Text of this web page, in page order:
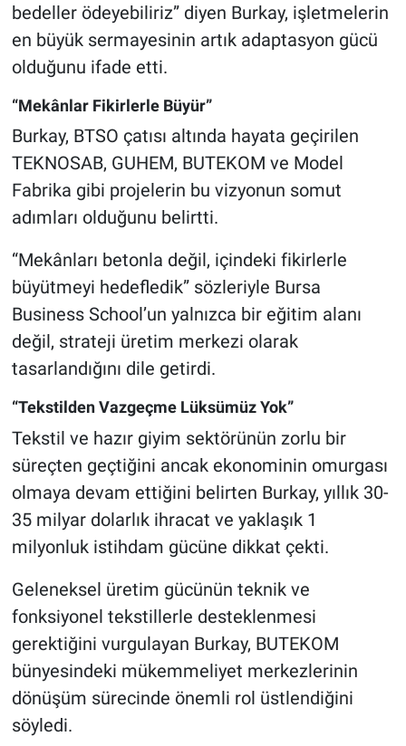
bedeller ödeyebiliriz” diyen Burkay, işletmelerin
en büyük sermayesinin artık adaptasyon gücü
olduğunu ifade etti.
“Mekânlar Fikirlerle Büyür”
Burkay, BTSO çatısı altında hayata geçirilen
TEKNOSAB, GUHEM, BUTEKOM ve Model
Fabrika gibi projelerin bu vizyonun somut
adımları olduğunu belirtti.
“Mekânları betonla değil, içindeki fikirlerle
büyütmeyi hedefledik” sözleriyle Bursa
Business School’un yalnızca bir eğitim alanı
değil, strateji üretim merkezi olarak
tasarlandığını dile getirdi.
“Tekstilden Vazgeçme Lüksümüz Yok”
Tekstil ve hazır giyim sektörünün zorlu bir
süreçten geçtiğini ancak ekonominin omurgası
olmaya devam ettiğini belirten Burkay, yıllık 30-
35 milyar dolarlık ihracat ve yaklaşık 1
milyonluk istihdam gücüne dikkat çekti.
Geleneksel üretim gücünün teknik ve
fonksiyonel tekstillerle desteklenmesi
gerektiğini vurgulayan Burkay, BUTEKOM
bünyesindeki mükemmeliyet merkezlerinin
dönüşüm sürecinde önemli rol üstlendiğini
söyledi.